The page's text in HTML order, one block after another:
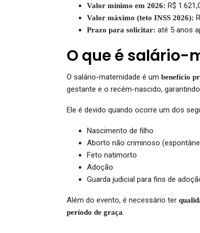
Valor mínimo em 2026: R$
Valor máximo (teto INSS 2026):
Prazo para solicitar: até 5 anos
O que é salário-
O salário-maternidade é um benefício
gestante e o recém-nascido,
Ele é devido quando ocorre um dos
Nascimento de filho
Aborto não criminoso
Feto natimorto
Adoção
Guarda judicial para fins de
Além do evento, é necessário ter
período de graça